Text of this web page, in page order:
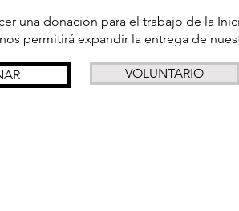
una donación para el trabajo de la
permitirá expandir la entrega de
VOLUNTARIO